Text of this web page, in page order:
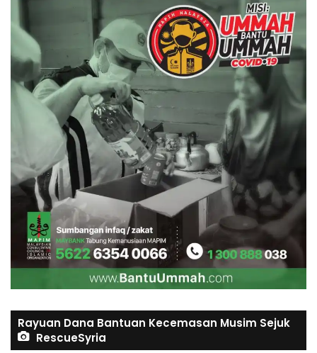
Rayuan Dana Bantuan Kecemasan Musim Sejuk
RescueSyria